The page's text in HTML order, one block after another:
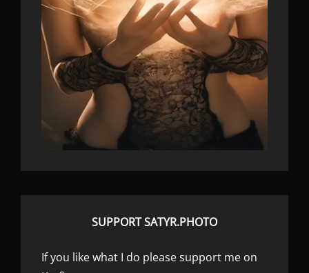
SUPPORT SATYR.PHOTO
If you like what I do please support me on